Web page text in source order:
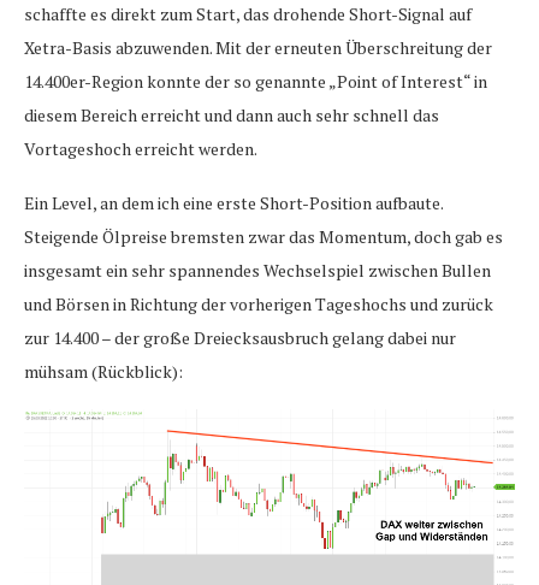
schaffte es direkt zum Start, das drohende Short-Signal auf
Xetra-Basis abzuwenden. Mit der erneuten Überschreitung der
14.400er-Region konnte der so genannte „Point of Interest“ in
diesem Bereich erreicht und dann auch sehr schnell das
Vortageshoch erreicht werden.
Ein Level, an dem ich eine erste Short-Position aufbaute.
Steigende Ölpreise bremsten zwar das Momentum, doch gab es
insgesamt ein sehr spannendes Wechselspiel zwischen Bullen
und Börsen in Richtung der vorherigen Tageshochs und zurück
zur 14.400 – der große Dreiecksausbruch gelang dabei nur
mühsam (Rückblick):